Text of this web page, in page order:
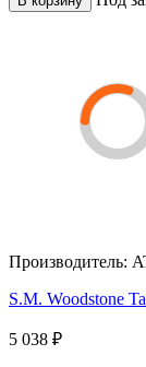
Производитель:
S.M. Woodstone
5 038 ₽